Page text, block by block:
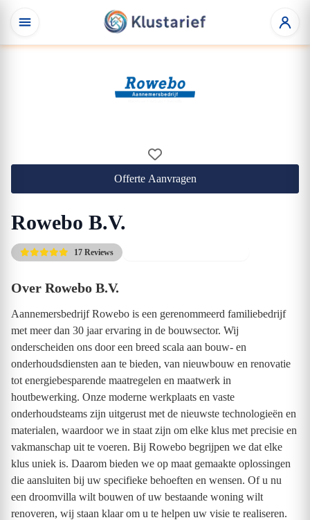
Offerte Aanvragen
Rowebo B.V.
17 Reviews
Over Rowebo B.V.
Aannemersbedrijf Rowebo is een gerenommeerd familiebedrijf
met meer dan 30 jaar ervaring in de bouwsector. Wij
onderscheiden ons door een breed scala aan bouw- en
onderhoudsdiensten aan te bieden, van nieuwbouw en renovatie
tot energiebesparende maatregelen en maatwerk in
houtbewerking. Onze moderne werkplaats en vaste
onderhoudsteams zijn uitgerust met de nieuwste technologieën en
materialen, waardoor we in staat zijn om elke klus met precisie en
vakmanschap uit te voeren. Bij Rowebo begrijpen we dat elke
klus uniek is. Daarom bieden we op maat gemaakte oplossingen
die aansluiten bij uw specifieke behoeften en wensen. Of u nu
een droomvilla wilt bouwen of uw bestaande woning wilt
renoveren, wij staan klaar om u te helpen uw visie te realiseren.